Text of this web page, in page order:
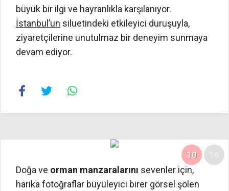
büyük bir ilgi ve hayranlıkla karşılanıyor.
İstanbul’un siluetindeki etkileyici duruşuyla,
ziyaretçilerine unutulmaz bir deneyim sunmaya
devam ediyor.
10
Doğa ve orman manzaralarını sevenler için,
harika fotoğraflar büyüleyici birer görsel şölen